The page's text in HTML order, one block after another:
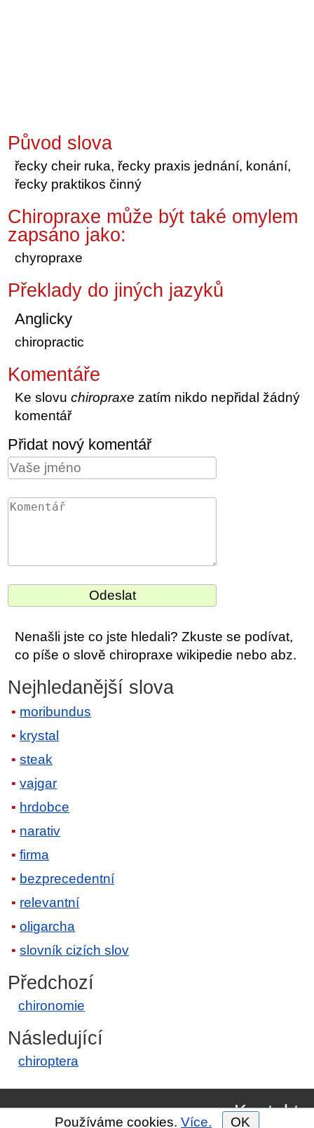
Původ slova
řecky cheir ruka, řecky praxis jednání, konání,
řecky praktikos činný
Chiropraxe může být také omylem
zapsáno jako:
chyropraxe
Překlady do jiných jazyků
Anglicky
chiropractic
Komentáře
Ke slovuchiropraxe zatím nikdo nepřidal žádný
komentář
Přidat nový komentář
Nenašli jste co jste hledali? Zkuste se podívat,
co píše o slově chiropraxe wikipedie nebo abz.
Nejhledanější slova
moribundus
krystal
steak
vajgar
hrdobce
narativ
firma
bezprecedentní
relevantní
oligarcha
slovník cizích slov
Předchozí
chironomie
Následující
chiroptera
Kontakt
Používáme cookies. Více. OK